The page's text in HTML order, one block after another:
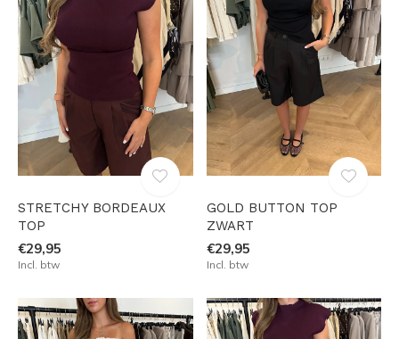
STRETCHY BORDEAUX
TOP
€29,95
Incl. btw
GOLD BUTTON TOP
ZWART
€29,95
Incl. btw